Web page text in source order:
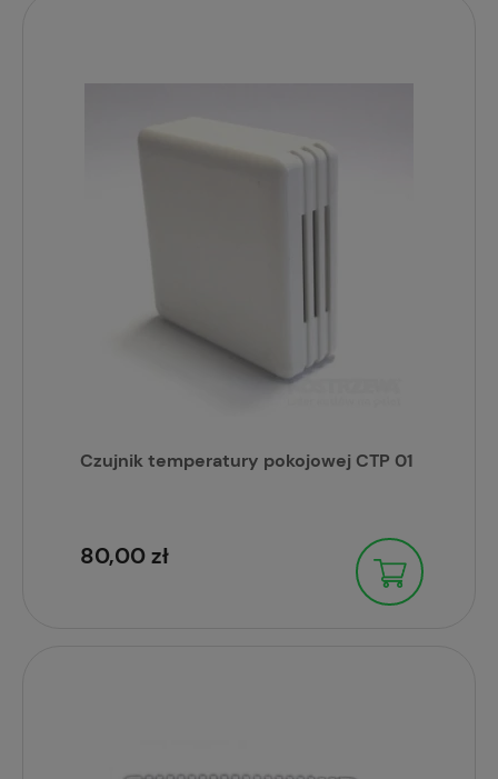
Czujnik temperatury pokojowej CTP 01
80,00 zł